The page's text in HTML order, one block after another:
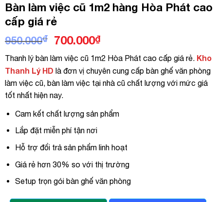
Bàn làm việc cũ 1m2 hàng Hòa Phát cao
cấp giá rẻ
950.000₫
Giá
là:
950.000₫.
700.000₫Giá
tại
là:
700.000₫.
Thanh lý bàn làm việc cũ 1m2 Hòa Phát cao cấp giá rẻ. Kho
Thanh Lý HD là đơn vị chuyên cung cấp bàn ghế văn phòng
làm việc cũ, bàn làm việc tại nhà cũ chất lượng với mức giá
tốt nhất hiện nay.
Cam kết chất lượng sản phẩm
Lắp đặt miễn phí tận nơi
Hỗ trợ đổi trả sản phẩm linh hoạt
Giá rẻ hơn 30% so với thị trường
Setup trọn gói bàn ghế văn phòng